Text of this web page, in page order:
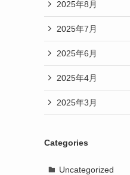
2025年8月
2025年7月
2025年6月
2025年4月
2025年3月
Categories
Uncategorized